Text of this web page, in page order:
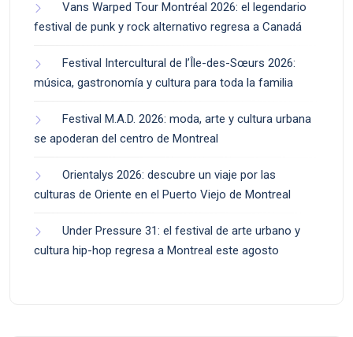
Vans Warped Tour Montréal 2026: el legendario
festival de punk y rock alternativo regresa a Canadá
Festival Intercultural de l’Île-des-Sœurs 2026:
música, gastronomía y cultura para toda la familia
Festival M.A.D. 2026: moda, arte y cultura urbana
se apoderan del centro de Montreal
Orientalys 2026: descubre un viaje por las
culturas de Oriente en el Puerto Viejo de Montreal
Under Pressure 31: el festival de arte urbano y
cultura hip-hop regresa a Montreal este agosto